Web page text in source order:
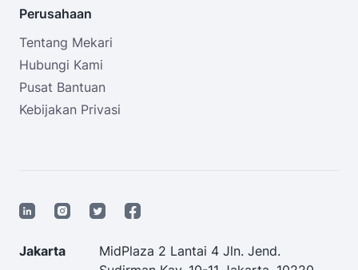
Perusahaan
Tentang Mekari
Hubungi Kami
Pusat Bantuan
Kebijakan Privasi
Jakarta
MidPlaza 2 Lantai 4 Jln. Jend.